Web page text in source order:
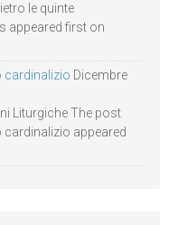
le quinte
appeared first on
cardinalizio Dicembre
Liturgiche The post
cardinalizio appeared